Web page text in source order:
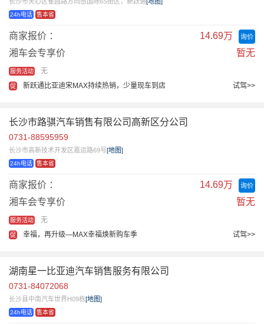
24h电话 售本省
商家报价 ： 询价
14.69万
湘车会专享价
暂无
服务活动 无
促 新跃通比亚迪宋MAX持续热销，少量现车到店 试驾>>
长沙市路骐汽车销售有限公司高新区分公司
0731-88595959
长沙市高新技术开发区嘉运路69号[地图]
24h电话 售本省
商家报价 ： 询价
14.69万
湘车会专享价
暂无
服务活动 无
促 幸福，再升级—MAX幸福焕新购车季 试驾>>
湖南星一比亚迪汽车销售服务有限公司
0731-84072068
长沙县中南汽车世界H09栋[地图]
24h电话 售本省